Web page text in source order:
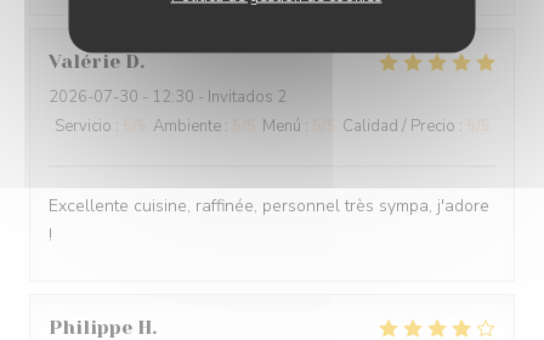
Valérie D
2026-07-30 - 12:30 - Invitados 2
Servicio : Ambiente : Menú : Calidad / Precio :
Excellente cuisine, raffinée, personnel très sympa, j'adore
!
Philippe H